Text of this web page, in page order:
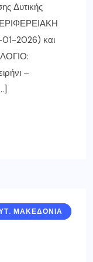
Δυτικής
2026) και
–
ΓΡΕΒΕΝΑ
ΜΑΚΕΔΟΝΙΑ